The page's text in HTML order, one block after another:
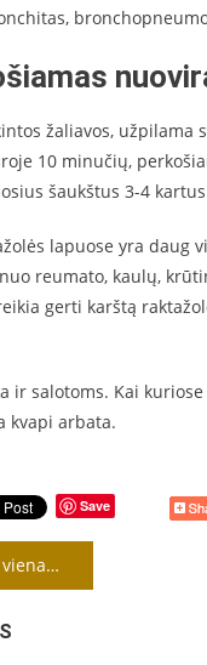
žaliavos,
10 minučių,
šaukštus 3-4
lapuose yra daug
reumato, kaulų,
gerti karštą
ir salotoms. Kai
kvapi arbata.
Save
augalas